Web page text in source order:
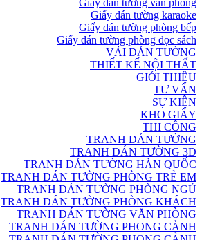
Giấy dán tường văn phòng
Giấy dán tường karaoke
Giấy dán tường phòng bếp
Giấy dán tường phòng đọc sách
VẢI DÁN TƯỜNG
THIẾT KẾ NỘI THẤT
GIỚI THIỆU
TƯ VẤN
SỰ KIỆN
KHO GIẤY
THI CÔNG
TRANH DÁN TƯỜNG
TRANH DÁN TƯỜNG 3D
TRANH DÁN TƯỜNG HÀN QUỐC
TRANH DÁN TƯỜNG PHÒNG TRẺ EM
TRANH DÁN TƯỜNG PHÒNG NGỦ
TRANH DÁN TƯỜNG PHÒNG KHÁCH
TRANH DÁN TƯỜNG VĂN PHÒNG
TRANH DÁN TƯỜNG PHONG CẢNH